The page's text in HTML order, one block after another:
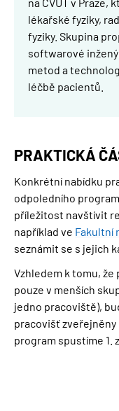
lékařské fyziky,
fyziky. Skupina
softwarové
metod a
léčbě pacientů.
PRAKTICKÁ
Konkrétní nabídku
odpoledního
příležitost navštívit
například ve Fakultní
seznámit se s jejich
Vzhledem k tomu,
pouze v menších
jedno pracoviště),
pracovišť
program spustíme 1.